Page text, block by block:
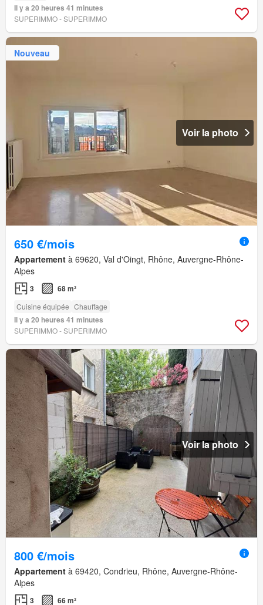
Il y a 20 heures 41 minutes
SUPERIMMO - SUPERIMMO
Nouveau
Voir la photo
650 €/mois
Appartement à 69620, Val d'Oingt, Rhône, Auvergne-Rhône-
Alpes
3 68 m²
Cuisine équipée Chauffage
Il y a 20 heures 41 minutes
SUPERIMMO - SUPERIMMO
Voir la photo
800 €/mois
Appartement à 69420, Condrieu, Rhône, Auvergne-Rhône-
Alpes
3 66 m²